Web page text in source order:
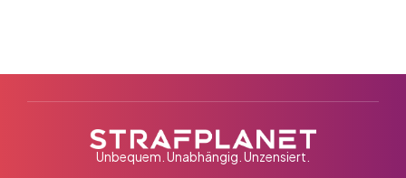
Unbequem. Unabhängig. Unzensiert.